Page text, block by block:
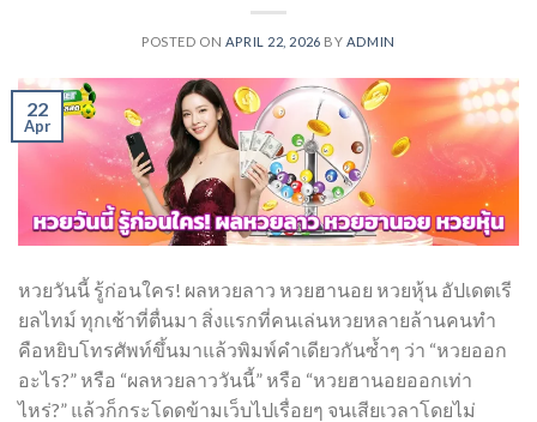
POSTED ON APRIL 22, 2026 BY ADMIN
22
Apr
หวยวันนี้ รู้ก่อนใคร! ผลหวยลาว หวยฮานอย หวยหุ้น อัปเดตเรี
ยลไทม์ ทุกเช้าที่ตื่นมา สิ่งแรกที่คนเล่นหวยหลายล้านคนทำ
คือหยิบโทรศัพท์ขึ้นมาแล้วพิมพ์คำเดียวกันซ้ำๆ ว่า “หวยออก
อะไร?” หรือ “ผลหวยลาววันนี้” หรือ “หวยฮานอยออกเท่า
ไหร่?” แล้วก็กระโดดข้ามเว็บไปเรื่อยๆ จนเสียเวลาโดยไม่